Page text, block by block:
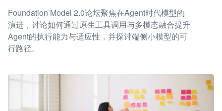
Foundation Model 2.0论坛聚焦在Agent时代模型的
演进，讨论如何通过原生工具调用与多模态融合提升
Agent的执行能力与适应性，并探讨端侧小模型的可
行路径。